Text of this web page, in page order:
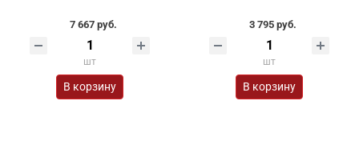
7 667 руб.
шт
В корзину
3 795 руб.
шт
В корзину